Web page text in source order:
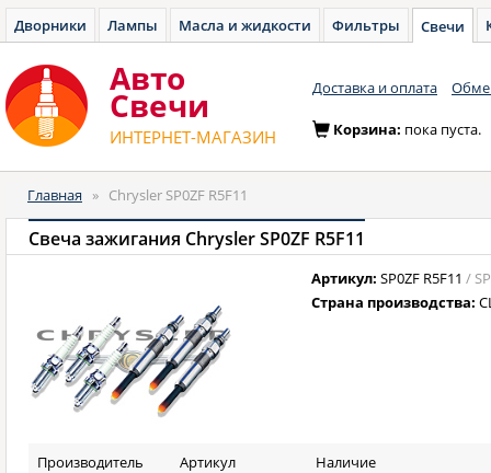
Дворники Лампы Масла и жидкости Фильтры Свечи
Авто
Cвечи
ИНТЕРНЕТ-МАГАЗИН
Доставка и оплата
Корзина: пока пуста.
Главная » Chrysler SP0ZF R5F11
Свеча зажигания Chrysler SP0ZF R5F11
Артикул: SP0ZF R5F11 /
Страна производства:
Производитель Артикул Наличие